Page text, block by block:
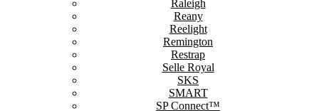
Raleigh
Reany
Reelight
Remington
Restrap
Selle Royal
SKS
SMART
SP Connect™